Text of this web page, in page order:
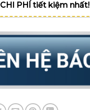
CHI PHÍ tiết kiệm nhất!